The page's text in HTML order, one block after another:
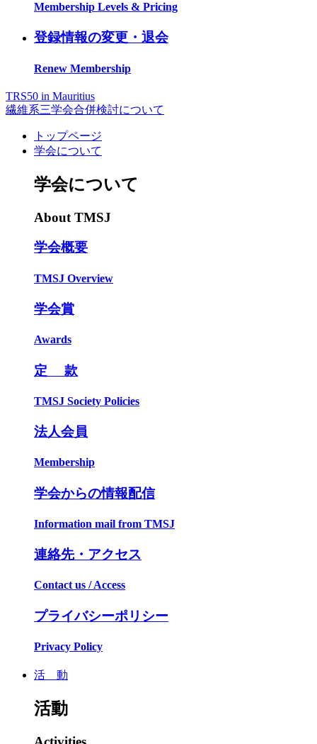
Membership Levels & Pricing
登録情報の変更・退会
Renew Membership
TRS50 in Mauritius
繊維系三学会合併検討について
トップページ
学会について
学会について
About TMSJ
学会概要
TMSJ Overview
学会賞
Awards
定 款
TMSJ Society Policies
法人会員
Membership
学会からの情報配信
Information mail from TMSJ
連絡先・アクセス
Contact us / Access
プライバシーポリシー
Privacy Policy
活 動
活動